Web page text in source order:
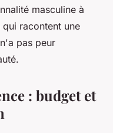
masculine à
racontent une
pas peur
: budget et